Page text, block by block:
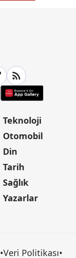
Teknoloji
Otomobil
Din
Tarih
Sağlık
Yazarlar
•Veri Politikası•